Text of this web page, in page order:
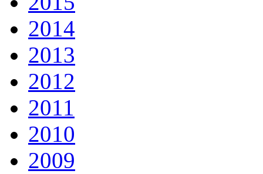
2014
2013
2012
2011
2010
2009